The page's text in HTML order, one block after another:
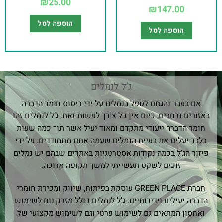
₪147.00
הוספה לסל
₪25.00
הוספה לסל
ג’ל לנמלים
אם בעבר נהגתם לטפל בנמלים על ידי ריסוס חומר הדברה
באזורים נרחבים, כיום אין כל צורך לעשות זאת. ג’ל לנמלים זהו
חומר הדברה ייעודי מתקדם ומאוד יעיל אשר תוך כמה שעות
בלבד יעלים את בעיית הנמלים שעמה אתם מתמודדים. על ידי
פיזור הג’ל בכמה נקודות אסטרטגיות באתרים שבהם יש נמלים
זוכים לשקט תעשייתי למשך תקופה ארוכה.
חברת GREEN PLACE עוסקת בפיתוח, שיווק ומכירת חומרי
הדברה יעילים וידידותיים. ג’ל לנמלים כולל מזרק נוח לשימוש
ואחסון המתאים גם לשימוש פרטי וגם לשימוש מקצועי של